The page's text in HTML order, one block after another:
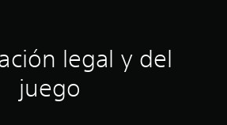
ó
legal y del
juego